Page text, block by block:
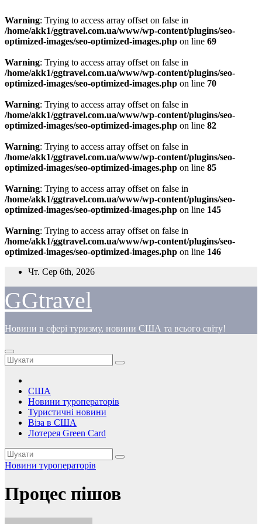
Warning: Trying to access array offset on false in
/home/akk1/ggtravel.com.ua/www/wp-content/plugins/seo-
optimized-images/seo-optimized-images.php on line 69
Warning: Trying to access array offset on false in
/home/akk1/ggtravel.com.ua/www/wp-content/plugins/seo-
optimized-images/seo-optimized-images.php on line 70
Warning: Trying to access array offset on false in
/home/akk1/ggtravel.com.ua/www/wp-content/plugins/seo-
optimized-images/seo-optimized-images.php on line 82
Warning: Trying to access array offset on false in
/home/akk1/ggtravel.com.ua/www/wp-content/plugins/seo-
optimized-images/seo-optimized-images.php on line 85
Warning: Trying to access array offset on false in
/home/akk1/ggtravel.com.ua/www/wp-content/plugins/seo-
optimized-images/seo-optimized-images.php on line 145
Warning: Trying to access array offset on false in
/home/akk1/ggtravel.com.ua/www/wp-content/plugins/seo-
optimized-images/seo-optimized-images.php on line 146
Перейти
вмісту
Чт. Сер 6th, 2026
GGtravel
Новини в сфері туризму, новини США та всього світу!
США
Новини туроператорів
Туристичні новини
Віза в США
Лотерея Green Card
Новини туроператорів
Процес пішов